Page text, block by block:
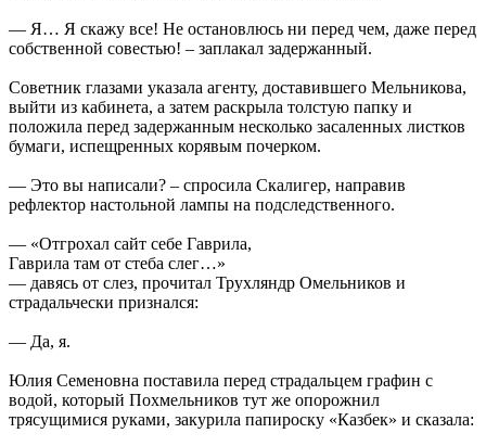
— Я… Я скажу все! Не остановлюсь ни перед чем, даже перед
собственной совестью! – заплакал задержанный.
Советник глазами указала агенту, доставившего Мельникова,
выйти из кабинета, а затем раскрыла толстую папку и
положила перед задержанным несколько засаленных листков
бумаги, испещренных корявым почерком.
— Это вы написали? – спросила Скалигер, направив
рефлектор настольной лампы на подследственного.
— «Отгрохал сайт себе Гаврила,
Гаврила там от стеба слег…»
— давясь от слез, прочитал Трухляндр Омельников и
страдальчески признался:
— Да, я.
Юлия Семеновна поставила перед страдальцем графин с
водой, который Похмельников тут же опорожнил
трясущимися руками, закурила папироску «Казбек» и сказала: